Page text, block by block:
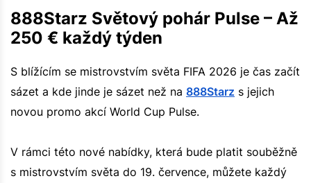
888Starz Světový pohár Pulse – Až
250 € každý týden
S blížícím se mistrovstvím světa FIFA 2026 je čas začít
sázet a kde jinde je sázet než na 888Starz s jejich
novou promo akcí World Cup Pulse.
V rámci této nové nabídky, která bude platit souběžně
s mistrovstvím světa do 19. července, můžete každý